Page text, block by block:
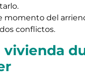
momento del
conflictos.
vivienda